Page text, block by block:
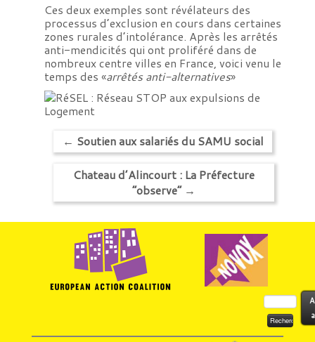
Ces deux exemples sont révélateurs des
processus d’exclusion en cours dans certaines
zones rurales d’intolérance. Après les arrêtés
anti-mendicités qui ont proliféré dans de
nombreux centre villes en France, voici venu le
temps des «arrêtés anti-alternatives»
← Soutien aux salariés du SAMU social
Chateau d’Alincourt : La Préfecture
“observe” →
Rechercher :